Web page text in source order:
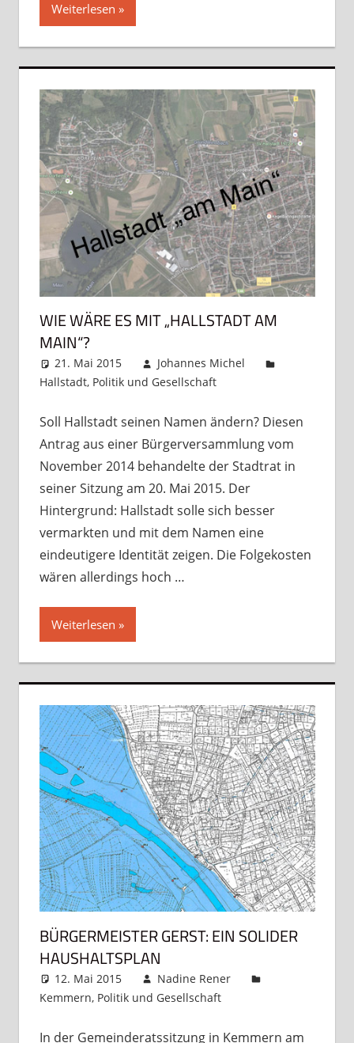
Weiterlesen
WIE WÄRE ES MIT „HALLSTADT AM
MAIN“?
21. Mai 2015
Johannes Michel
Hallstadt, Politik und Gesellschaft
Soll Hallstadt seinen Namen ändern? Diesen
Antrag aus einer Bürgerversammlung vom
November 2014 behandelte der Stadtrat in
seiner Sitzung am 20. Mai 2015. Der
Hintergrund: Hallstadt solle sich besser
vermarkten und mit dem Namen eine
eindeutigere Identität zeigen. Die Folgekosten
wären allerdings hoch …
Weiterlesen
BÜRGERMEISTER GERST: EIN SOLIDER
HAUSHALTSPLAN
12. Mai 2015
Nadine Rener
Kemmern, Politik und Gesellschaft
In der Gemeinderatssitzung in Kemmern am